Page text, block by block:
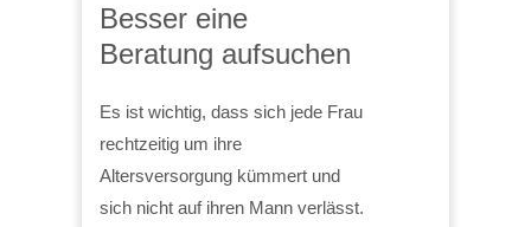
Besser eine
Beratung aufsuchen
Es ist wichtig, dass sich jede Frau
rechtzeitig um ihre
Altersversorgung kümmert und
sich nicht auf ihren Mann verlässt.